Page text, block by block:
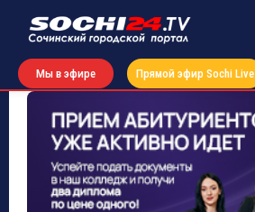
Мы в эфире Прямой эфир Sochi Live